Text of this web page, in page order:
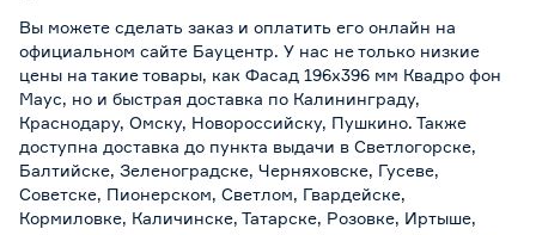
Вы можете сделать заказ и оплатить его онлайн на
официальном сайте Бауцентр. У нас не только низкие
цены на такие товары, как Фасад 196х396 мм Квадро фон
Маус, но и быстрая доставка по Калининграду,
Краснодару, Омску, Новороссийску, Пушкино. Также
доступна доставка до пункта выдачи в Светлогорске,
Балтийске, Зеленоградске, Черняховске, Гусеве,
Советске, Пионерском, Светлом, Гвардейске,
Кормиловке, Каличинске, Татарске, Розовке, Иртыше,